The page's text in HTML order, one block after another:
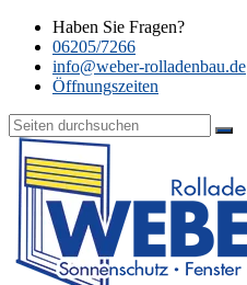
Haben Sie Fragen?
06205/7266
info@weber-rolladenbau.de
Öffnungszeiten